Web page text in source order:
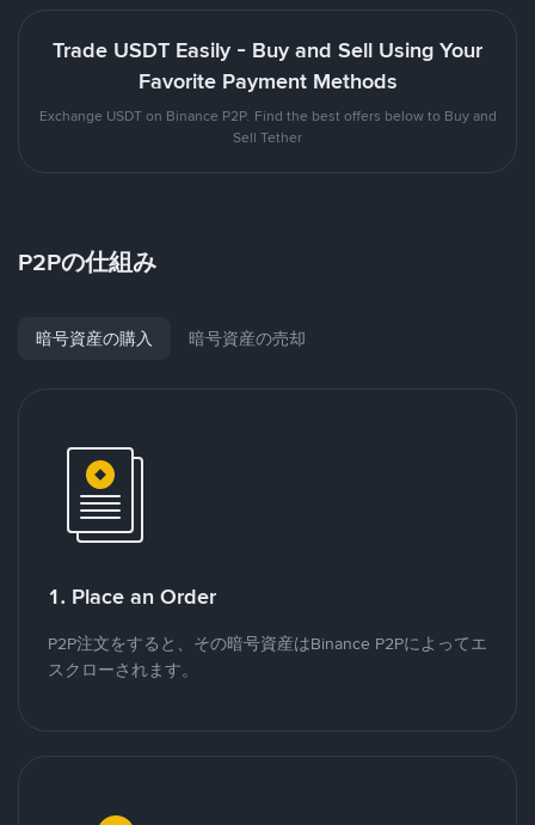
Trade USDT Easily - Buy and Sell Using Your
Favorite Payment Methods
Exchange USDT on Binance P2P. Find the best offers below to Buy and
Sell Tether
P2Pの仕組み
暗号資産の購入 暗号資産の売却
1. Place an Order
P2P注文をすると、その暗号資産はBinance P2Pによってエ
スクローされます。